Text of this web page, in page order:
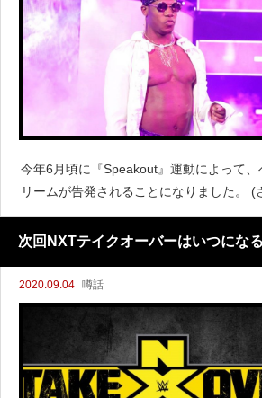
今年6月頃に『Speakout』運動によって、
リームが告発されることになりました。 (
次回NXTテイクオーバーはいつにな
2020.09.04 噂話